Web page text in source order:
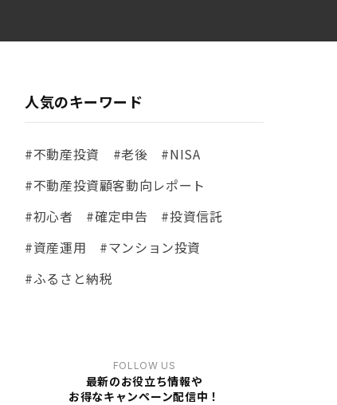
人気のキーワード
#不動産投資 #老後
#NISA
#不動産投資顧客動向レポート
#初心者
#確定申告
#投資信託
#資産運用
#マンション投資
#ふるさと納税
FOLLOW US
最新のお役立ち情報や
お得なキャンペーン配信中！